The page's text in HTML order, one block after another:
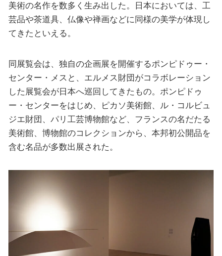
美術の名作を数多く生み出した。日本においては、工
芸品や茶道具、仏像や禅画などに同様の美学が体現し
てきたといえる。
同展覧会は、独自の企画展を開催するポンピドゥー・
センター・メスと、エルメス財団がコラボレーション
した展覧会が日本へ巡回してきたもの。ポンピドゥ
ー・センターをはじめ、ピカソ美術館、ル・コルビュ
ジエ財団、パリ工芸博物館など、フランスの名だたる
美術館、博物館のコレクションから、本邦初公開品を
含む名品が多数出展された。